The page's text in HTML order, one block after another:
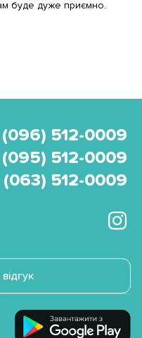
буде дуже приємно.
(096) 512-0009
(095) 512-0009
(063) 512-0009